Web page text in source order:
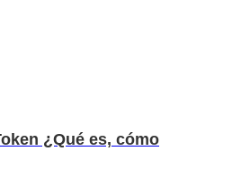
¿Qué es, cómo